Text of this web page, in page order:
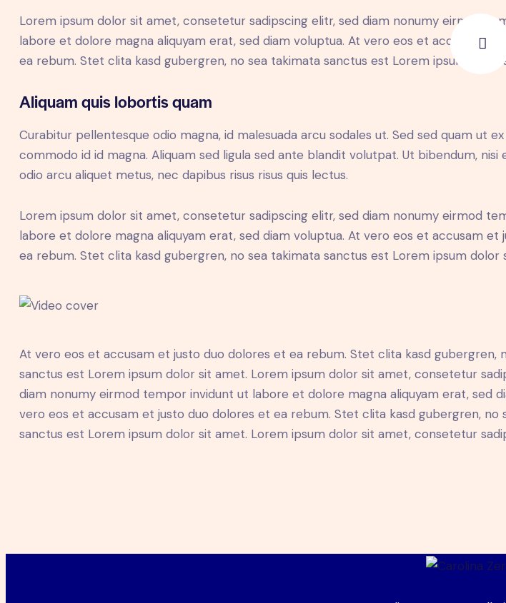
Lorem ipsum dolor sit amet, consetetur sadipscing elitr, sed diam nonumy eirmod
labore et dolore magna aliquyam erat, sed diam voluptua. At vero eos et accusam et
ea rebum. Stet clita kasd gubergren, no sea takimata sanctus est Lorem ipsum dolor
Aliquam quis lobortis quam
Curabitur pellentesque odio magna, id malesuada arcu sodales ut. Sed sed quam ut
commodo id id magna. Aliquam sed ligula sed ante blandit volutpat. Ut bibendum,
odio arcu aliquet metus, nec dapibus risus risus quis lectus.
Lorem ipsum dolor sit amet, consetetur sadipscing elitr, sed diam nonumy eirmod
labore et dolore magna aliquyam erat, sed diam voluptua. At vero eos et accusam et
ea rebum. Stet clita kasd gubergren, no sea takimata sanctus est Lorem ipsum dolor
At vero eos et accusam et justo duo dolores et ea rebum. Stet clita kasd gubergren,
sanctus est Lorem ipsum dolor sit amet. Lorem ipsum dolor sit amet, consetetur
diam nonumy eirmod tempor invidunt ut labore et dolore magna aliquyam erat, sed
vero eos et accusam et justo duo dolores et ea rebum. Stet clita kasd gubergren, no
sanctus est Lorem ipsum dolor sit amet. Lorem ipsum dolor sit amet, consetetur